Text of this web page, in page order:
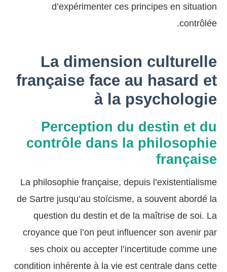
d’expérimenter ces principes en situation
contrôlée.
La dimension culturelle
française face au hasard et
à la psychologie
Perception du destin et du
contrôle dans la philosophie
française
La philosophie française, depuis l’existentialisme
de Sartre jusqu’au stoïcisme, a souvent abordé la
question du destin et de la maîtrise de soi. La
croyance que l’on peut influencer son avenir par
ses choix ou accepter l’incertitude comme une
condition inhérente à la vie est centrale dans cette